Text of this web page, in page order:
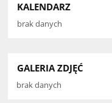
KALENDARZ
brak danych
GALERIA ZDJĘĆ
brak danych